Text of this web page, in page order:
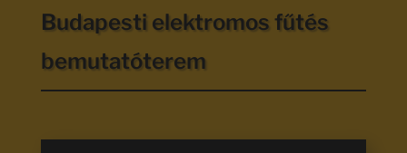
Budapesti elektromos fűtés
bemutatóterem